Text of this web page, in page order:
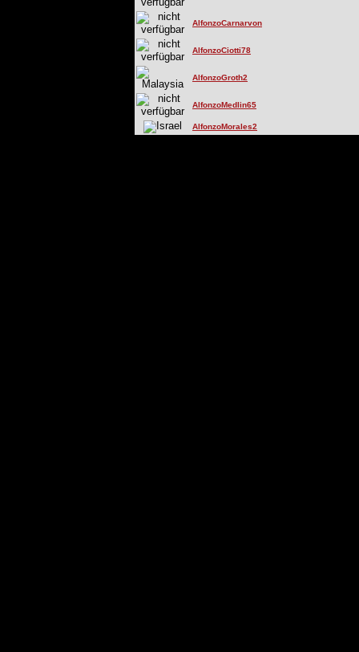
AlfonzoCarnarvon
AlfonzoCiotti78
AlfonzoGroth2
AlfonzoMedlin65
AlfonzoMorales2